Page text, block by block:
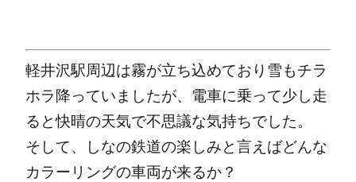
軽井沢駅周辺は霧が立ち込めており雪もチラ
ホラ降っていましたが、電車に乗って少し走
ると快晴の天気で不思議な気持ちでした。
そして、しなの鉄道の楽しみと言えばどんな
カラーリングの車両が来るか？